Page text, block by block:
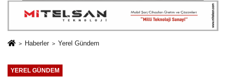
Haberler Yerel Gündem
YEREL GÜNDEM